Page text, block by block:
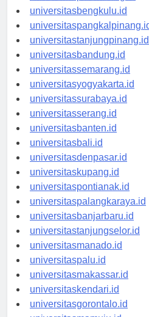
universitaspalembang.id
universitasbengkulu.id
universitaspangkalpinang.id
universitastanjungpinang.id
universitasbandung.id
universitassemarang.id
universitasyogyakarta.id
universitassurabaya.id
universitasserang.id
universitasbanten.id
universitasbali.id
universitasdenpasar.id
universitaskupang.id
universitaspontianak.id
universitaspalangkaraya.id
universitasbanjarbaru.id
universitastanjungselor.id
universitasmanado.id
universitaspalu.id
universitasmakassar.id
universitaskendari.id
universitasgorontalo.id